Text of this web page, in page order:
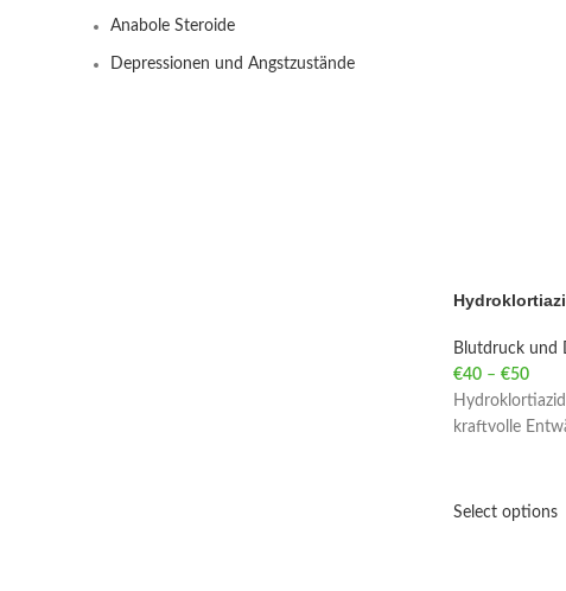
Anabole Steroide
Depressionen und Angstzustände
Blutdruck und
€40 – €50
kraftvolle
Select options